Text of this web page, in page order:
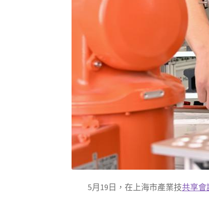
5月19日，在上海市產業技共享會